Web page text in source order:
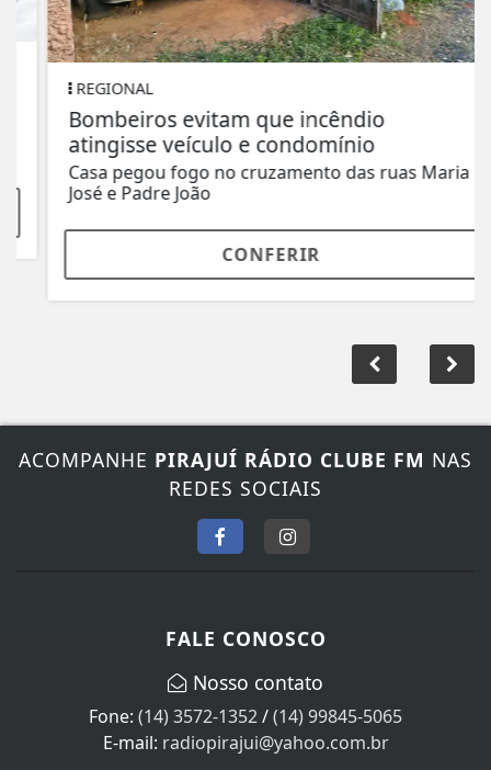
REGIONAL
Bombeiros evitam que incêndio
atingisse veículo e condomínio
Casa pegou fogo no cruzamento das ruas Maria
José e Padre João
CONFERIR
ACOMPANHE PIRAJUÍ RÁDIO CLUBE FM NAS
REDES SOCIAIS
FALE CONOSCO
Nosso contato
Fone: (14) 3572-1352/(14) 99845-5065
E-mail: radiopirajui@yahoo.com.br